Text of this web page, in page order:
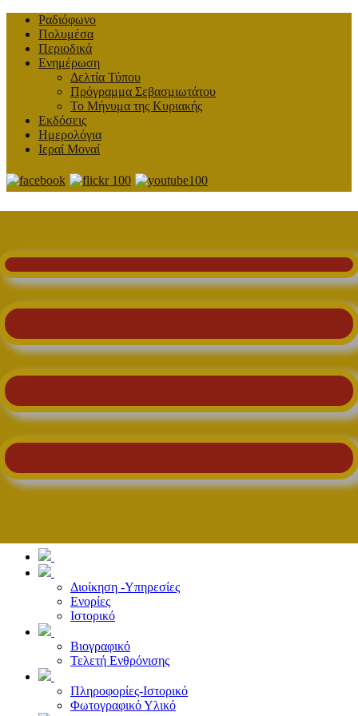
Ραδιόφωνο
Πολυμέσα
Περιοδικά
Ενημέρωση
Δελτία Τύπου
Πρόγραμμα Σεβασμιωτάτου
Το Μήνυμα της Κυριακής
Εκδόσεις
Ημερολόγια
Ιεραί Μοναί
Διοίκηση -Υπηρεσίες
Ενορίες
Ιστορικό
Βιογραφικό
Τελετή Ενθρόνισης
Πληροφορίες-Ιστορικό
Φωτογραφικό Υλικό